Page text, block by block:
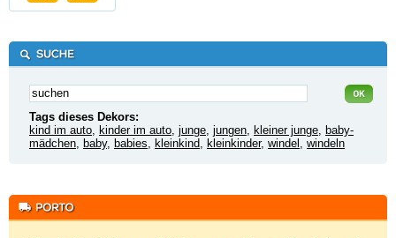
Tags dieses Dekors:
kind im auto kinder im auto junge jungen kleiner junge baby-
mädchen baby, babies kleinkind kleinkinder, windel windeln